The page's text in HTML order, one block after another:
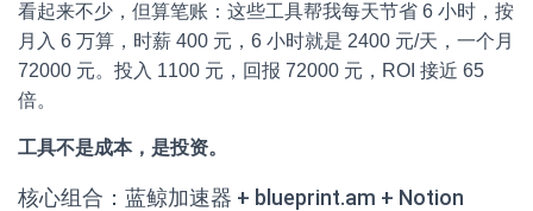
看起来不少，但算笔账：这些工具帮我每天节省 6 小时，按
月入 6 万算，时薪 400 元，6 小时就是 2400 元/天，一个月
72000 元。投入 1100 元，回报 72000 元，ROI 接近 65
倍。
工具不是成本，是投资。
核心组合：蓝鲸加速器 + blueprint.am + Notion